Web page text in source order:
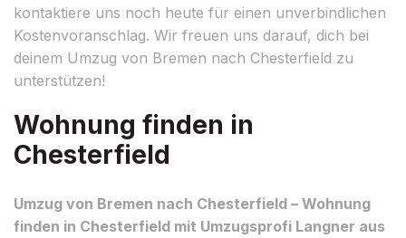
kontaktiere uns noch heute für einen unverbindlichen
Kostenvoranschlag. Wir freuen uns darauf, dich bei
deinem Umzug von Bremen nach Chesterfield zu
unterstützen!
Wohnung finden in
Chesterfield
Umzug von Bremen nach Chesterfield – Wohnung
finden in Chesterfield mit Umzugsprofi Langner aus